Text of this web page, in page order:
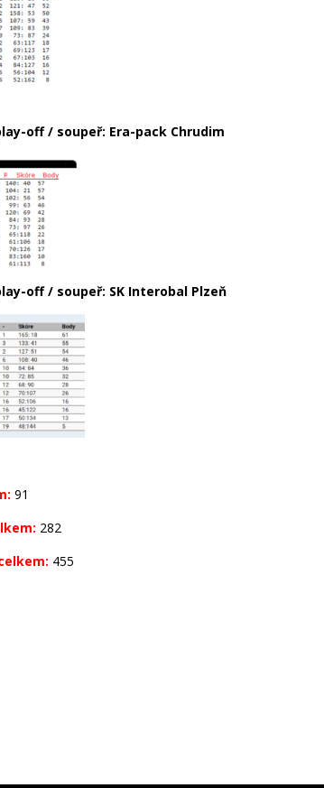
off / soupeř: Era-pack Chrudim
off / soupeř: SK Interobal Plzeň
91
282
455